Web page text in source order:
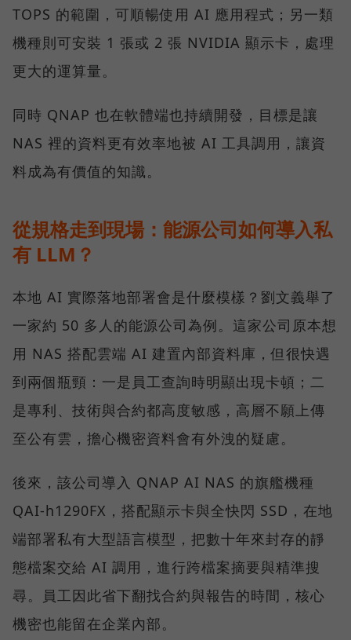
TOPS 的範圍，可順暢使用 AI 應用程式；另一類
機種則可安裝 1 張或 2 張 NVIDIA 顯示卡，處理
更大的運算量。
同時 QNAP 也在軟體端也持續開發，目標是讓
NAS 裡的資料更有效率地被 AI 工具調用，讓資
料成為有價值的知識。
從規格走到現場：能源公司如何導入私
有 LLM？
本地 AI 實際落地部署會是什麼模樣？劉文義舉了
一家約 50 多人的能源公司為例。這家公司原本想
用 NAS 搭配雲端 AI 建置內部資料庫，但很快遇
到兩個瓶頸：一是員工查詢時明顯出現卡頓；二
是專利、技術與合約都高度敏感，高層不願上傳
至公有雲，擔心機密資料會有外洩的疑慮。
後來，該公司導入 QNAP AI NAS 的旗艦機種
QAI-h1290FX，搭配顯示卡與全快閃 SSD，在地
端部署私有大型語言模型，把數十年來封存的靜
態檔案交給 AI 調用，進行跨檔案摘要與精準搜
尋。員工因此省下翻找合約與報告的時間，核心
機密也能留在企業內部。